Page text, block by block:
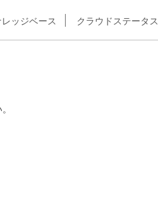
ッジベース クラウドステータス